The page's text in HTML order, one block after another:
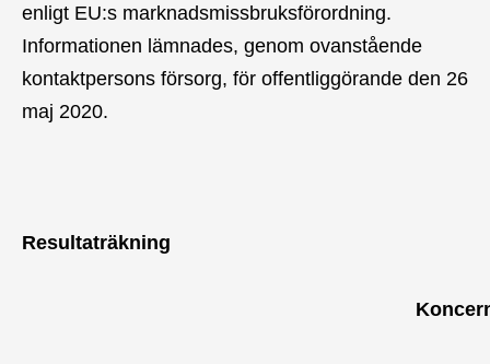
enligt EU:s marknadsmissbruksförordning.
Informationen lämnades, genom ovanstående
kontaktpersons försorg, för offentliggörande den 26
maj 2020.
Resultaträkning